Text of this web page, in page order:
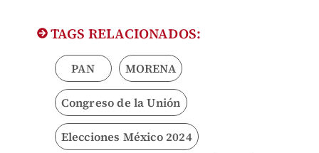
TAGS RELACIONADOS:
PAN MORENA
Congreso de la Unión
Elecciones México 2024